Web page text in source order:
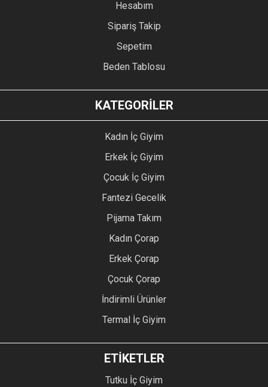
Hesabım
Sipariş Takip
Sepetim
Beden Tablosu
KATEGORİLER
Kadın İç Giyim
Erkek İç Giyim
Çocuk İç Giyim
Fantezi Gecelik
Pijama Takım
Kadın Çorap
Erkek Çorap
Çocuk Çorap
İndirimli Ürünler
Termal İç Giyim
ETİKETLER
Tutku İç Giyim